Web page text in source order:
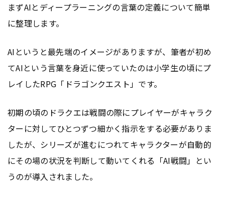
まずAIとディープラーニングの言葉の定義について簡単
に整理します。
AIというと最先端のイメージがありますが、筆者が初め
てAIという言葉を身近に使っていたのは小学生の頃にプ
レイしたRPG「ドラゴンクエスト」です。
初期の頃のドラクエは戦闘の際にプレイヤーがキャラク
ターに対してひとつずつ細かく指示をする必要がありま
したが、シリーズが進むにつれてキャラクターが自動的
にその場の状況を判断して動いてくれる「AI戦闘」とい
うのが導入されました。